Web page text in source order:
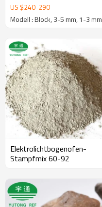
US $240-290
Modell : Block, 3-5 mm, 1-3 mm
Elektrolichtbogenofen-
Stampfmix 60-92